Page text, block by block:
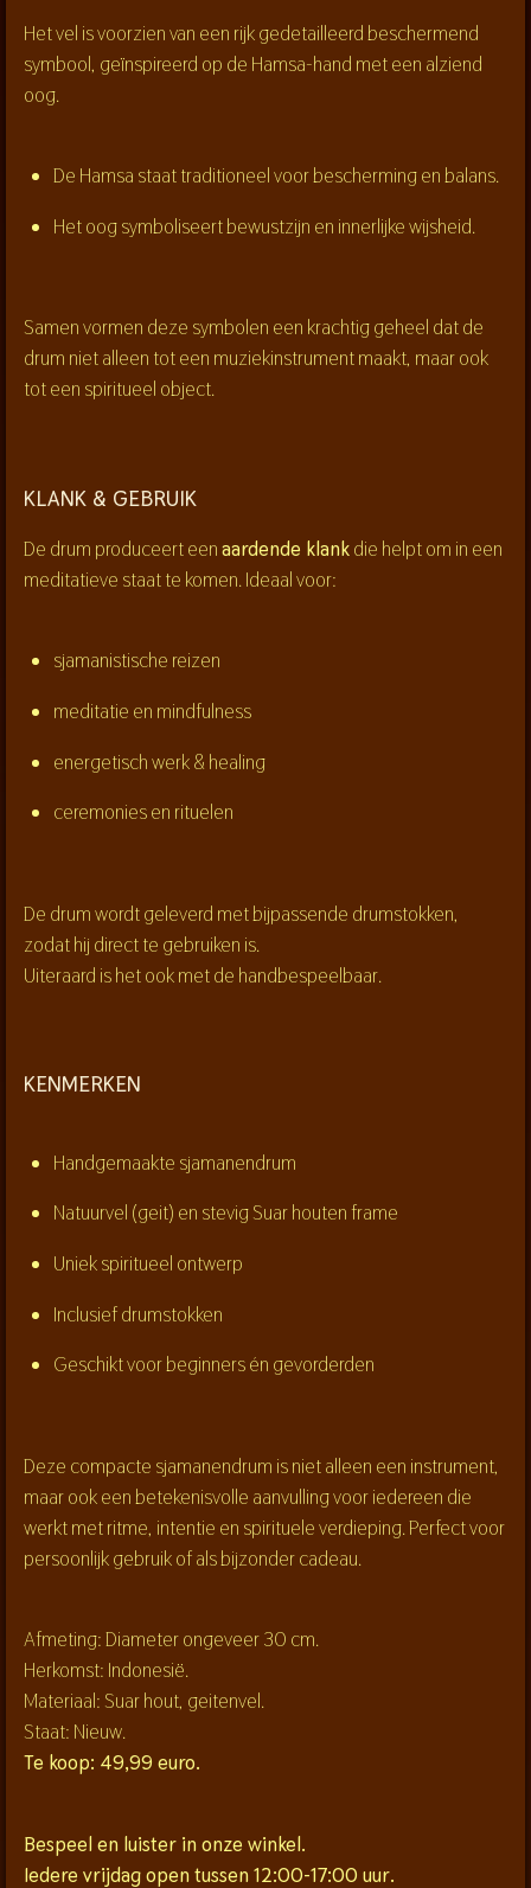
Het vel is voorzien van een rijk gedetailleerdbeschermend
symbool, geïnspireerd op de Hamsa-hand met een alziend
oog.
De Hamsa staat traditioneel voor bescherming en balans.
Hetoogsymboliseert bewustzijn en innerlijke wijsheid.
Samen vormen deze symbolen een krachtig geheel dat de
drum niet alleen tot een muziekinstrument maakt, maar ook
tot een spiritueel object.
KLANK & GEBRUIK
De drum produceert eenaardende klankdie helpt om in een
meditatieve staat te komen. Ideaal voor:
sjamanistische reizen
meditatie en mindfulness
energetisch werk & healing
ceremonies en rituelen
De drum wordt geleverd metbijpassende drumstokken,
zodat hij direct te gebruiken is.
Uiteraard is het ook met de handbespeelbaar.
KENMERKEN
Handgemaakte sjamanendrum
Natuurvel (geit) en stevig Suar houten frame
Uniek spiritueel ontwerp
Inclusief drumstokken
Geschikt voor beginners én gevorderden
Deze compacte sjamanendrum is niet alleen een instrument,
maar ook eenbetekenisvolle aanvullingvoor iedereen die
werkt met ritme, intentie en spirituele verdieping. Perfect voor
persoonlijk gebruik of als bijzonder cadeau.
Afmeting: Diameter ongeveer 30 cm.
Herkomst: Indonesië.
Materiaal: Suar hout, geitenvel.
Staat: Nieuw.
Te koop: 49,99 euro.
Bespeel en luister in onze winkel.
Iedere vrijdag open tussen 12:00-17:00 uur.